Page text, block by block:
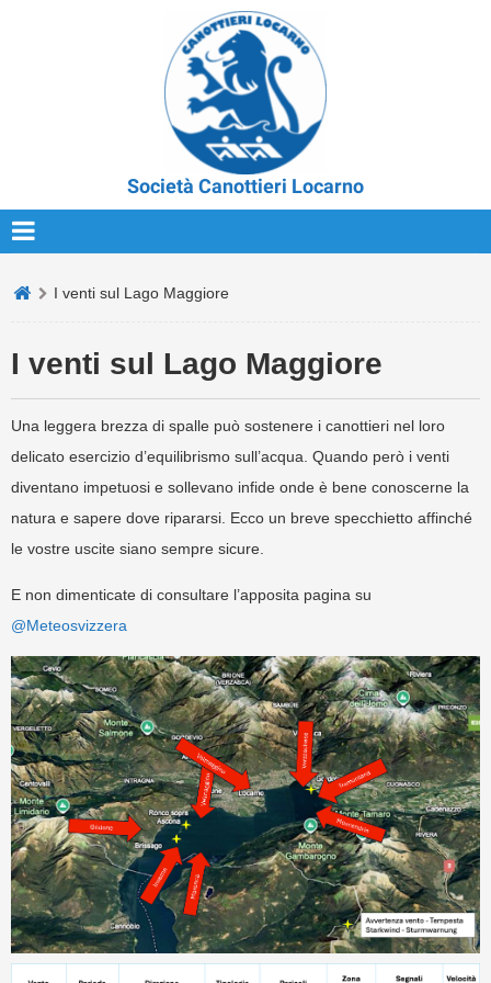
Società Canottieri Locarno
I venti sul Lago Maggiore
I venti sul Lago Maggiore
Una leggera brezza di spalle può sostenere i canottieri nel loro
delicato esercizio d’equilibrismo sull’acqua. Quando però i venti
diventano impetuosi e sollevano infide onde è bene conoscerne la
natura e sapere dove ripararsi. Ecco un breve specchietto affinché
le vostre uscite siano sempre sicure.
E non dimenticate di consultare l’apposita pagina su
@Meteosvizzera